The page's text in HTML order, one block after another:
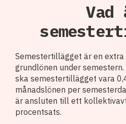
Vad
Semestertillägget är en
grundlönen under
ska semestertillägget vara
månadslönen per
är ansluten till ett
procentsats.